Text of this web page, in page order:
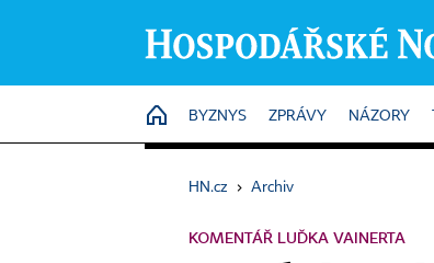
HOME
BYZNYS ZPRÁVY NÁZORY
HN.cz › Archiv
KOMENTÁŘ LUĎKA VAINERTA